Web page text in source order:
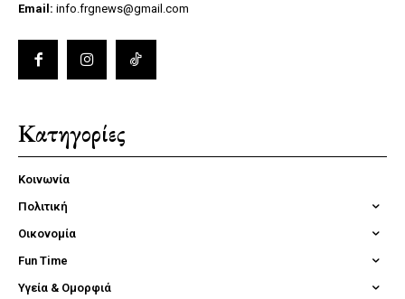
Email: info.frgnews@gmail.com
Κατηγορίες
Κοινωνία
Πολιτική
Οικονομία
Fun Time
Υγεία & Ομορφιά